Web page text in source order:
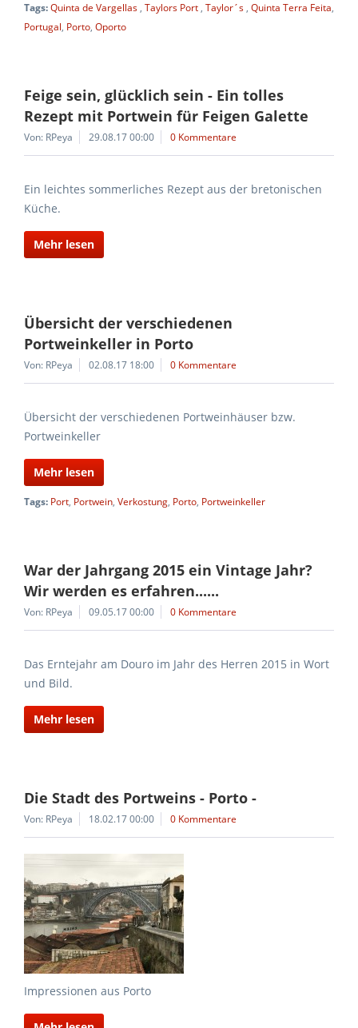
Tags:Quinta de Vargellas , Taylors Port , Taylor´s , Quinta Terra Feita,
Portugal, Porto, Oporto
Feige sein, glücklich sein - Ein tolles
Rezept mit Portwein für Feigen Galette
Von: RPeya 29.08.17 00:00 0 Kommentare
Ein leichtes sommerliches Rezept aus der bretonischen
Küche.
Mehr lesen
Übersicht der verschiedenen
Portweinkeller in Porto
Von: RPeya 02.08.17 18:00 0 Kommentare
Übersicht der verschiedenen Portweinhäuser bzw.
Portweinkeller
Mehr lesen
Tags: Port, Portwein, Verkostung, Porto, Portweinkeller
War der Jahrgang 2015 ein Vintage Jahr?
Wir werden es erfahren......
Von: RPeya 09.05.17 00:00 0 Kommentare
Das Erntejahr am Douro im Jahr des Herren 2015 in Wort
und Bild.
Mehr lesen
Die Stadt des Portweins - Porto -
Von: RPeya 18.02.17 00:00 0 Kommentare
Impressionen aus Porto